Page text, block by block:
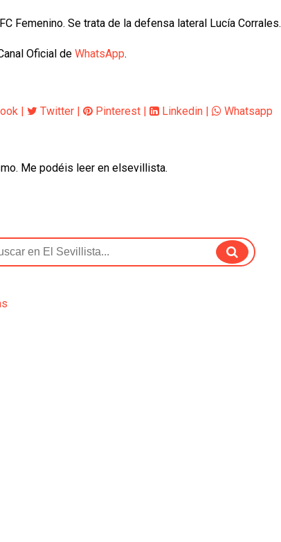
Femenino. Se trata de la defensa lateral Lucía Corrales.
Oficial de WhatsApp.
| Twitter | Pinterest | Linkedin | Whatsapp
Me podéis leer en elsevillista.